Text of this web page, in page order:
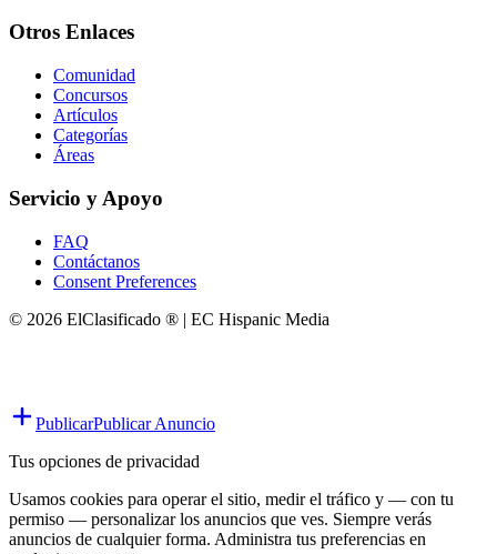
Otros Enlaces
Comunidad
Concursos
Artículos
Categorías
Áreas
Servicio y Apoyo
FAQ
Contáctanos
Consent Preferences
© 2026 ElClasificado ® | EC Hispanic Media
PublicarPublicar Anuncio
Tus opciones de privacidad
Usamos cookies para operar el sitio, medir el tráfico y — con tu
permiso — personalizar los anuncios que ves. Siempre verás
anuncios de cualquier forma. Administra tus preferencias en